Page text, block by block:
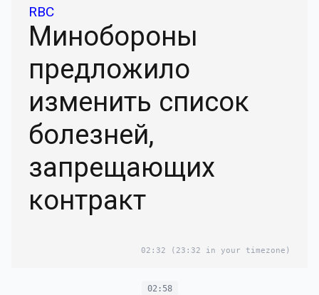
RBC
Минобороны
предложило
изменить список
болезней,
запрещающих
контракт
02:32 (23:32 in your timezone)
02:58